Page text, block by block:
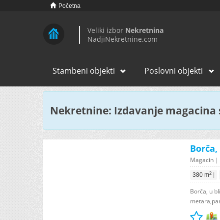
Početna
Veliki izbor Nekretnina
NadjiNekretnine.com
Stambeni objekti Poslovni objekti
Nekretnine: Izdavanje magacina
Magacin |
380 m2
Borča, u